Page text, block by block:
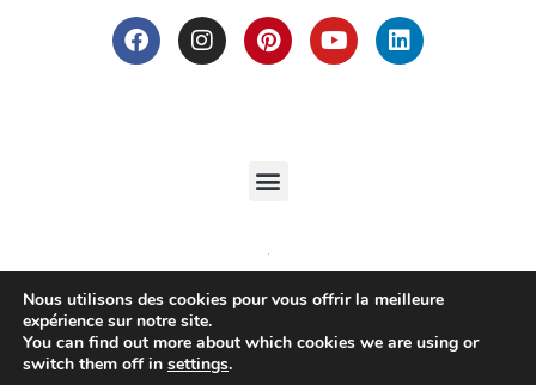
Nous utilisons des cookies pour vous offrir la meilleure
expérience sur notre site.
You can find out more about which cookies we are using or
switch them off in settings.